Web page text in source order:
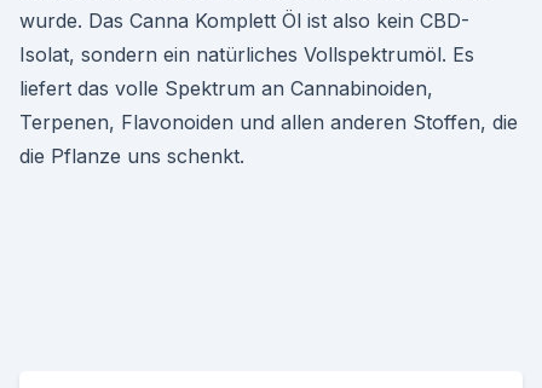
wurde. Das Canna Komplett Öl ist also kein CBD-
Isolat, sondern ein natürliches Vollspektrumöl. Es
liefert das volle Spektrum an Cannabinoiden,
Terpenen, Flavonoiden und allen anderen Stoffen, die
die Pflanze uns schenkt.